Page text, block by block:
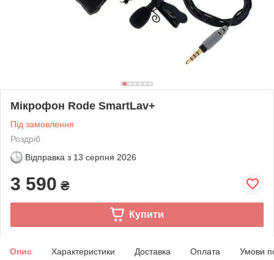
Мікрофон Rode SmartLav+
Під замовлення
Роздріб
Відправка з 13 серпня 2026
3 590 ₴
Купити
Опис Характеристики Доставка Оплата Умови